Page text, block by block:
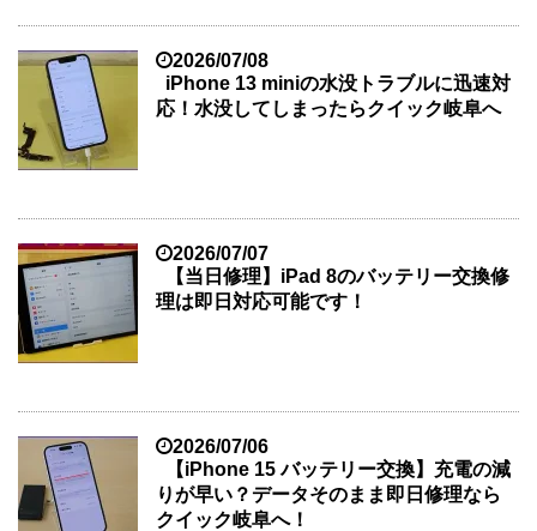
2026/07/08
iPhone 13 miniの水没トラブルに迅速対
応！水没してしまったらクイック岐阜へ
2026/07/07
【当日修理】iPad 8のバッテリー交換修
理は即日対応可能です！
2026/07/06
【iPhone 15 バッテリー交換】充電の減
りが早い？データそのまま即日修理なら
クイック岐阜へ！